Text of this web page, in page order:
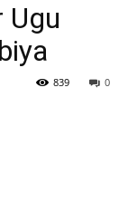
Ugu
0
839